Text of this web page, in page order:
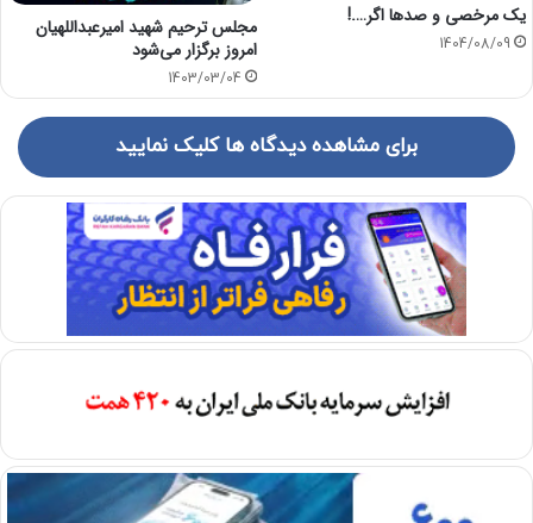
یک مرخصی و صدها اگر….!
1404/08/09
مجلس ترحیم شهید امیرعبداللهیان
امروز برگزار می‌شود
1403/03/04
برای مشاهده دیدگاه ها کلیک نمایید